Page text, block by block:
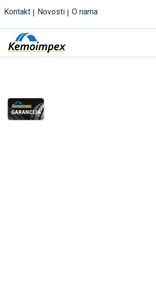
Kontakt Novosti O nama